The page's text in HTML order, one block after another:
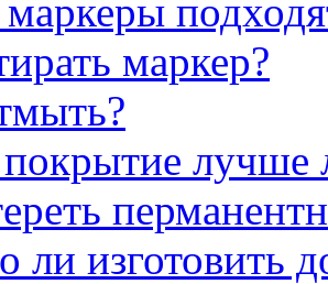
маркер?
лучше
изготовить